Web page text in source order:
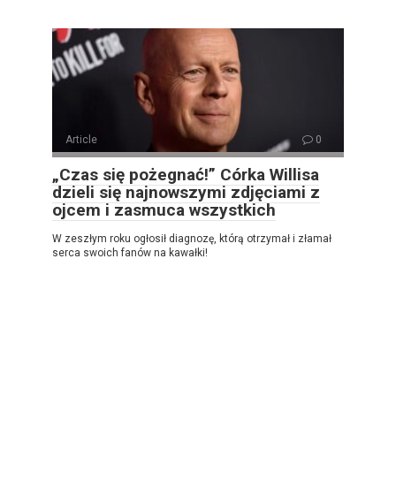
Article 0
„Czas się pożegnać!” Córka Willisa
dzieli się najnowszymi zdjęciami z
ojcem i zasmuca wszystkich
W zeszłym roku ogłosił diagnozę, którą otrzymał i złamał
serca swoich fanów na kawałki!